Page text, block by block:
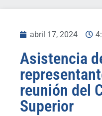
abril 17, 2024
Asistencia
reunión del
Superior